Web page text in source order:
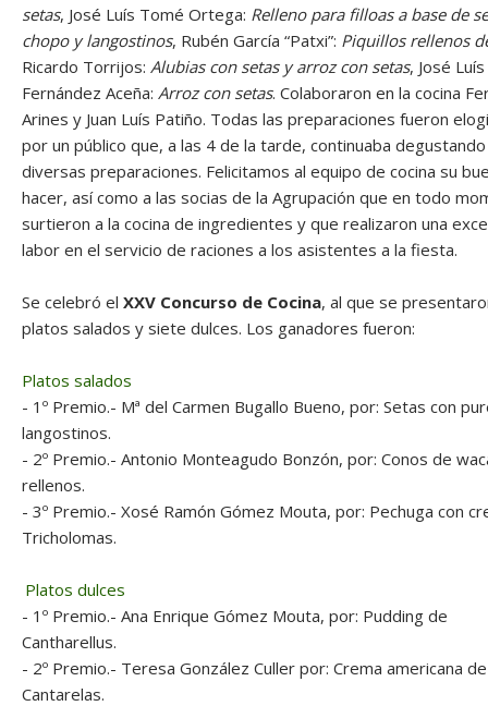
setas, José Luís Tomé Ortega: Relleno para filloas a base de
chopo y langostinos, Rubén García “Patxi”: Piquillos rellenos
Ricardo Torrijos: Alubias con setas y arroz con setas, José Luís
Fernández Aceña: Arroz con setas. Colaboraron en la cocina
Arines y Juan Luís Patiño. Todas las preparaciones fueron
por un público que, a las 4 de la tarde, continuaba
diversas preparaciones. Felicitamos al equipo de cocina su
hacer, así como a las socias de la Agrupación que en todo
surtieron a la cocina de ingredientes y que realizaron una
labor en el servicio de raciones a los asistentes a la fiesta.
Se celebró el XXV Concurso de Cocina, al que se
platos salados y siete dulces. Los ganadores fueron:
Platos salados
- 1º Premio.- Mª del Carmen Bugallo Bueno, por: Setas con
langostinos.
- 2º Premio.- Antonio Monteagudo Bonzón, por: Conos de
rellenos.
- 3º Premio.- Xosé Ramón Gómez Mouta, por: Pechuga con
Tricholomas.
Platos dulces
- 1º Premio.- Ana Enrique Gómez Mouta, por: Pudding de
Cantharellus.
- 2º Premio.- Teresa González Culler por: Crema americana de
Cantarelas.